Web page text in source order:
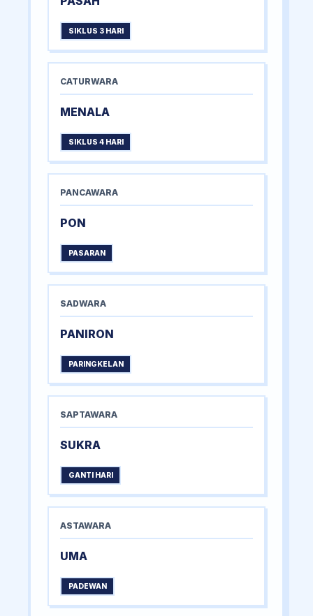
SIKLUS 3 HARI
CATURWARA
MENALA
SIKLUS 4 HARI
PANCAWARA
PON
PASARAN
SADWARA
PANIRON
PARINGKELAN
SAPTAWARA
SUKRA
GANTI HARI
ASTAWARA
UMA
PADEWAN